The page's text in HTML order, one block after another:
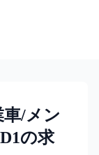
車/メン
の求